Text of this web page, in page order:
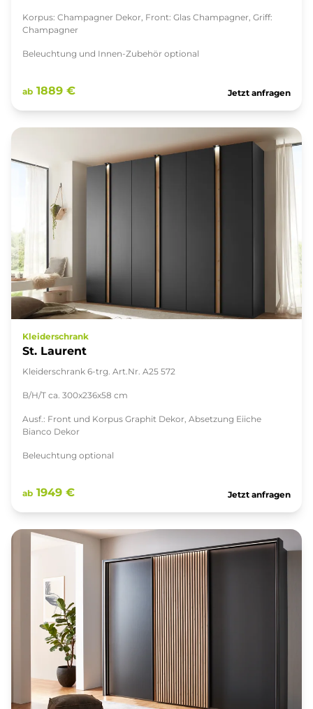
Korpus: Champagner Dekor, Front: Glas Champagner, Griff:
Champagner
Beleuchtung und Innen-Zubehör optional
ab 1889 € Jetzt anfragen
Kleiderschrank
St. Laurent
Kleiderschrank 6-trg. Art.Nr. A25 572
B/H/T ca. 300x236x58 cm
Ausf.: Front und Korpus Graphit Dekor, Absetzung Eiiche
Bianco Dekor
Beleuchtung optional
ab 1949 € Jetzt anfragen